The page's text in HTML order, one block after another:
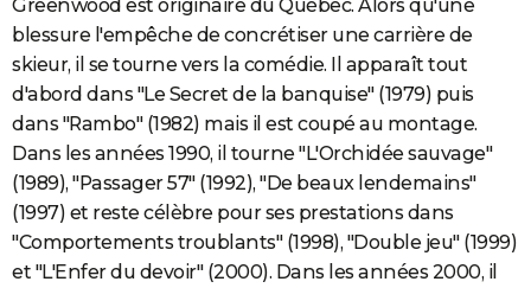
Destinations
City break
Voyage nature
Voyage de noces
Forum
Climat
+
PHOTO
GUIDES D'ACHAT
BONS PLANS
CARTE DE VOEUX
Carte de Noël
Carte Bonne année
Carte Saint-Valentin
Carte Pâques
Carte d'anniversaire
DICTIONNAIRE
Dictionnaire
Biographies
Citations
Expressions
Proverbes
PROGRAMME TV
Greenwood est originaire du Québec. Alors qu'une
blessure l'empêche de concrétiser une carrière de
skieur, il se tourne vers la comédie. Il apparaît tout
d'abord dans "Le Secret de la banquise" (1979) puis
dans "Rambo" (1982) mais il est coupé au montage.
Dans les années 1990, il tourne "L'Orchidée sauvage"
(1989), "Passager 57" (1992), "De beaux lendemains"
(1997) et reste célèbre pour ses prestations dans
"Comportements troublants" (1998), "Double jeu" (1999)
et "L'Enfer du devoir" (2000). Dans les années 2000, il